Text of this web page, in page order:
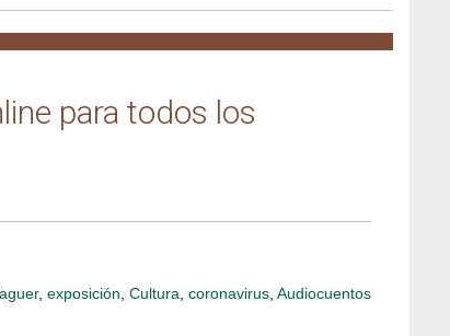
para todos los
, exposición Cultura coronavirus Audiocuentos